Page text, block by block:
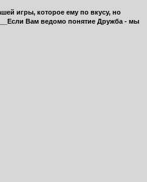
игры, которое ему по вкусу, но
Вам ведомо понятие Дружба - мы